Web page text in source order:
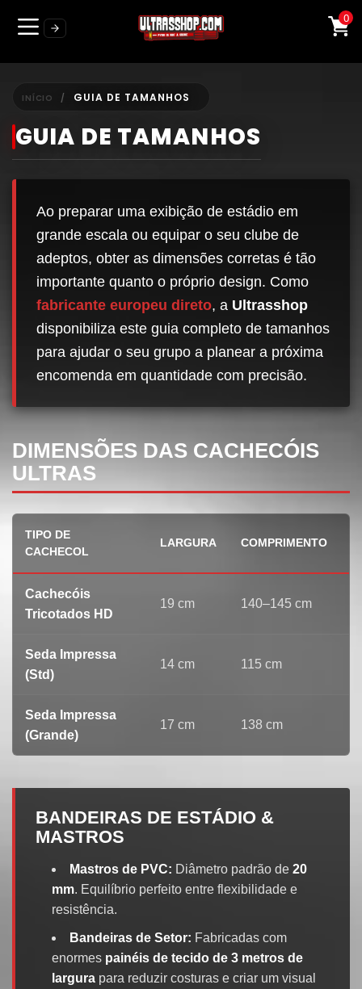
0
INÍCIO GUIA DE TAMANHOS
GUIA DE TAMANHOS
Ao preparar uma exibição de estádio em
grande escala ou equipar o seu clube de
adeptos, obter as dimensões corretas é tão
importante quanto o próprio design. Como
fabricante europeu direto, a Ultrasshop
disponibiliza este guia completo de tamanhos
para ajudar o seu grupo a planear a próxima
encomenda em quantidade com precisão.
DIMENSÕES DAS CACHECÓIS
ULTRAS
TIPO DE
CACHECOL
LARGURA COMPRIMENTO
Cachecóis
Tricotados HD
19 cm 140–145 cm
Seda Impressa
(Std)
14 cm 115 cm
Seda Impressa
(Grande)
17 cm 138 cm
BANDEIRAS DE ESTÁDIO &
MASTROS
Mastros de PVC: Diâmetro padrão de 20
mm. Equilíbrio perfeito entre flexibilidade e
resistência.
Bandeiras de Setor: Fabricadas com
enormes painéis de tecido de 3 metros de
largura para reduzir costuras e criar um visual